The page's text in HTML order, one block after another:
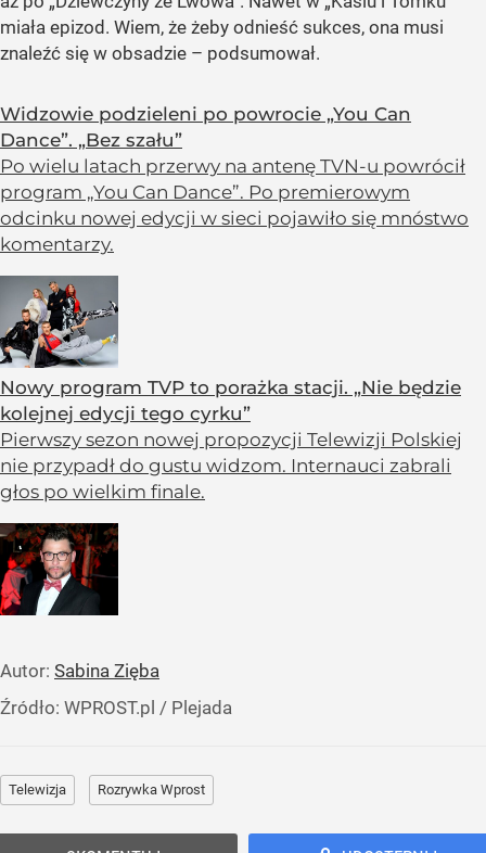
miała epizod. Wiem, że żeby odnieść sukces, ona musi
znaleźć się w obsadzie – podsumował.
Widzowie podzieleni po powrocie „You Can
Dance”. „Bez szału”
Po wielu latach przerwy na antenę TVN-u powrócił
program „You Can Dance”. Po premierowym
odcinku nowej edycji w sieci pojawiło się mnóstwo
komentarzy.
Nowy program TVP to porażka stacji. „Nie będzie
kolejnej edycji tego cyrku”
Pierwszy sezon nowej propozycji Telewizji Polskiej
nie przypadł do gustu widzom. Internauci zabrali
głos po wielkim finale.
Autor: Sabina Zięba
Źródło: WPROST.pl / Plejada
Telewizja Rozrywka Wprost